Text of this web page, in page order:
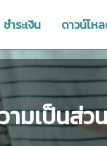
ชำระเงิน ดาวน์โห
ามเป็นส่ว